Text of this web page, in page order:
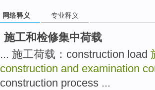
网络释义 专业释义
施工和检修集中荷载
... 施工荷载：construction load
construction and examination
construction process ...